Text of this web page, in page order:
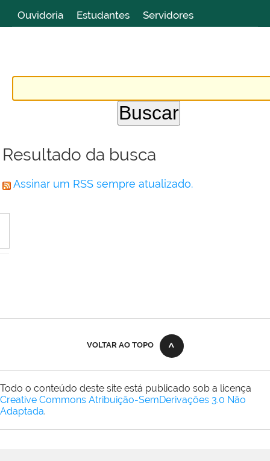
Ouvidoria
Estudantes Servidores
Resultado da busca
Assinar um RSS sempre atualizado.
VOLTAR AO TOPO
Todo o conteúdo deste site está publicado sob a licença
Creative Commons Atribuição-SemDerivações 3.0 Não
Adaptada.